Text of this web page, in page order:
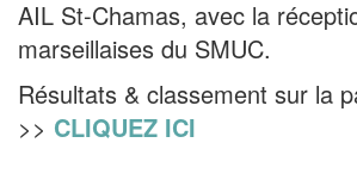
AIL St-Chamas, avec la
marseillaises du SMUC.
Résultats & classement sur la
>> CLIQUEZ ICI